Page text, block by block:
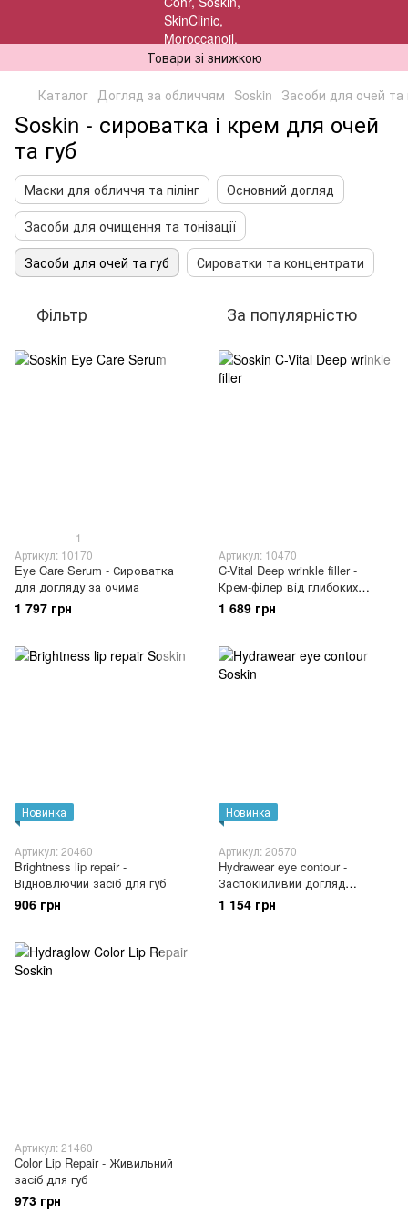
Товари зі знижкою
Каталог Догляд за обличчям Soskin Засоби для очей та
Soskin - сироватка і крем для очей
та губ
Маски для обличчя та пілінг
Основний догляд
Засоби для очищення та тонізації
Засоби для очей та губ
Сироватки та концентрати
Фільтр За популярністю
1
Артикул: 10170
Eye Care Serum - Сироватка
для догляду за очима
1 797 грн
Артикул: 10470
C-Vital Deep wrinkle filler -
Крем-філер від глибоких
зморщок
1 689 грн
Новинка
Артикул: 20460
Brightness lip repair -
Відновлючий засіб для губ
906 грн
Новинка
Артикул: 20570
Hydrawear eye contour -
Заспокійливий догляд
навколо очей
1 154 грн
Артикул: 21460
Color Lip Repair - Живильний
засіб для губ
973 грн